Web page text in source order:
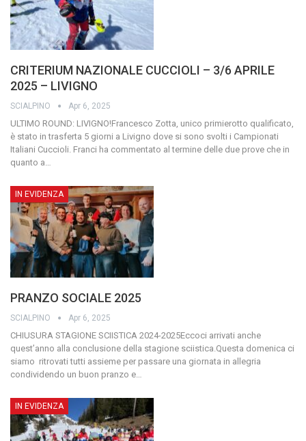
CRITERIUM NAZIONALE CUCCIOLI – 3/6 APRILE
2025 – LIVIGNO
SCIALPINO Apr 6, 2025
ULTIMO ROUND: LIVIGNO!Francesco Zotta, unico primierotto qualificato,
è stato in trasferta 5 giorni a Livigno dove si sono svolti i Campionati
Italiani Cuccioli. Franci ha commentato al termine delle due prove che in
quanto a
IN EVIDENZA
PRANZO SOCIALE 2025
SCIALPINO Apr 6, 2025
CHIUSURA STAGIONE SCIISTICA 2024-2025Eccoci arrivati anche
quest’anno alla conclusione della stagione sciistica.Questa domenica ci
siamo ritrovati tutti assieme per passare una giornata in allegria
condividendo un buon pranzo e…
IN EVIDENZA